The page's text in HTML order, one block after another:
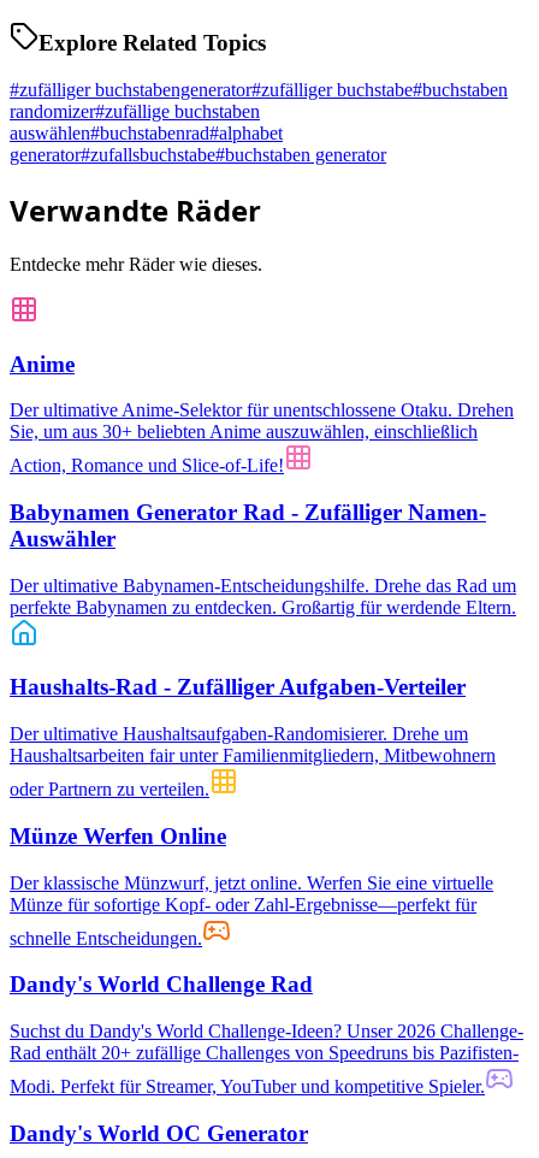
Explore Related Topics
#zufälliger buchstabengenerator#zufälliger buchstabe#buchstaben
randomizer#zufällige buchstaben
auswählen#buchstabenrad#alphabet
generator#zufallsbuchstabe#buchstaben generator
Verwandte Räder
Entdecke mehr Räder wie dieses.
Anime
Der ultimative Anime-Selektor für unentschlossene Otaku. Drehen
Sie, um aus 30+ beliebten Anime auszuwählen, einschließlich
Action, Romance und Slice-of-Life!
Babynamen Generator Rad - Zufälliger Namen-
Auswähler
Der ultimative Babynamen-Entscheidungshilfe. Drehe das Rad um
perfekte Babynamen zu entdecken. Großartig für werdende Eltern.
Haushalts-Rad - Zufälliger Aufgaben-Verteiler
Der ultimative Haushaltsaufgaben-Randomisierer. Drehe um
Haushaltsarbeiten fair unter Familienmitgliedern, Mitbewohnern
oder Partnern zu verteilen.
Münze Werfen Online
Der klassische Münzwurf, jetzt online. Werfen Sie eine virtuelle
Münze für sofortige Kopf- oder Zahl-Ergebnisse—perfekt für
schnelle Entscheidungen.
Dandy's World Challenge Rad
Suchst du Dandy's World Challenge-Ideen? Unser 2026 Challenge-
Rad enthält 20+ zufällige Challenges von Speedruns bis Pazifisten-
Modi. Perfekt für Streamer, YouTuber und kompetitive Spieler.
Dandy's World OC Generator